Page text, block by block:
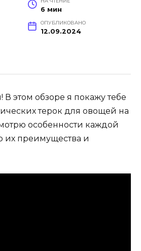
6 мин
ОПУБЛИКОВАНО
12.09.2024
В этом обзоре я покажу тебе
терок для овощей на
особенности каждой
преимущества и